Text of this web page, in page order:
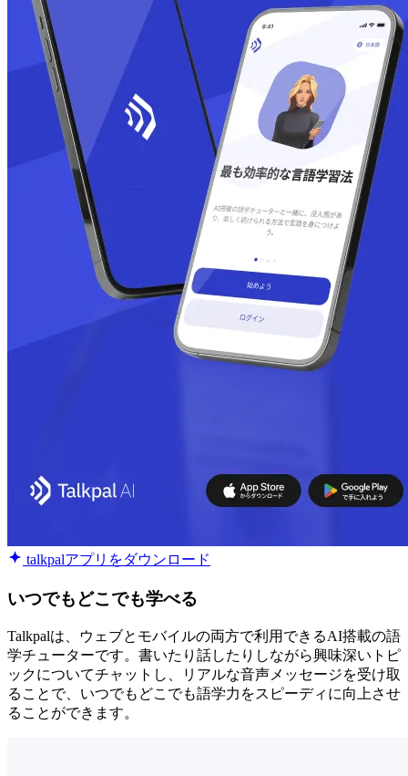
talkpalアプリをダウンロード
いつでもどこでも学べる
Talkpalは、ウェブとモバイルの両方で利用できるAI搭載の語
学チューターです。書いたり話したりしながら興味深いトピ
ックについてチャットし、リアルな音声メッセージを受け取
ることで、いつでもどこでも語学力をスピーディに向上させ
ることができます。